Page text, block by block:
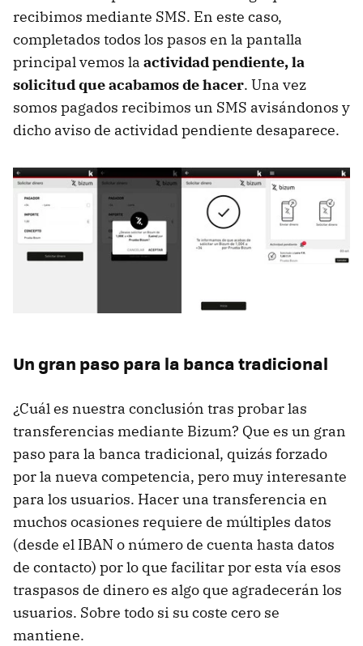
recibimos mediante SMS. En este caso,
completados todos los pasos en la pantalla
principal vemos la actividad pendiente, la
solicitud que acabamos de hacer. Una vez
somos pagados recibimos un SMS avisándonos y
dicho aviso de actividad pendiente desaparece.
Un gran paso para la banca tradicional
¿Cuál es nuestra conclusión tras probar las
transferencias mediante Bizum? Que es un gran
paso para la banca tradicional, quizás forzado
por la nueva competencia, pero muy interesante
para los usuarios. Hacer una transferencia en
muchos ocasiones requiere de múltiples datos
(desde el IBAN o número de cuenta hasta datos
de contacto) por lo que facilitar por esta vía esos
traspasos de dinero es algo que agradecerán los
usuarios. Sobre todo si su coste cero se
mantiene.